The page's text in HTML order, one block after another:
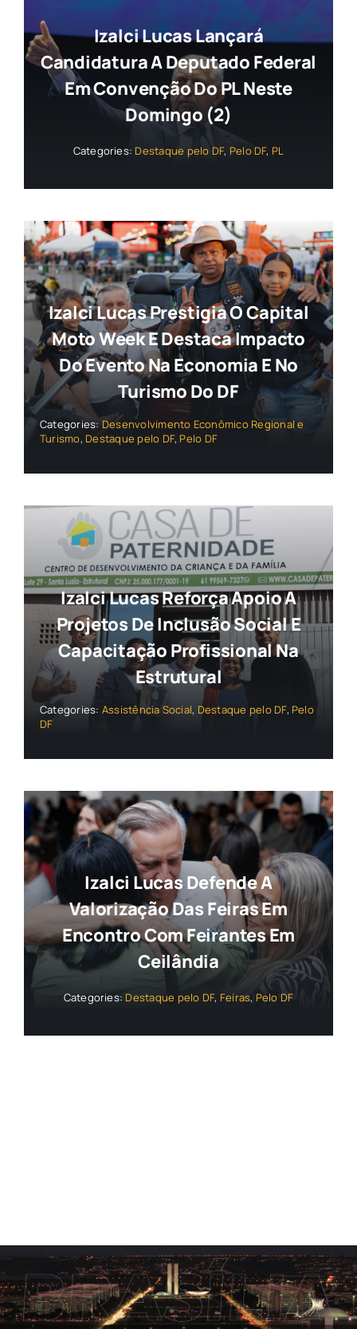
Izalci Lucas Lançará
Candidatura A Deputado Federal
Em Convenção Do PL Neste
Domingo (2)
Categories: Destaque pelo DF, Pelo DF, PL
Izalci Lucas Prestigia O Capital
Moto Week E Destaca Impacto
Do Evento Na Economia E No
Turismo Do DF
Categories: Desenvolvimento Econômico Regional e
Turismo, Destaque pelo DF, Pelo DF
Izalci Lucas Reforça Apoio A
Projetos De Inclusão Social E
Capacitação Profissional Na
Estrutural
Categories: Assistência Social, Destaque pelo DF, Pelo
DF
Izalci Lucas Defende A
Valorização Das Feiras Em
Encontro Com Feirantes Em
Ceilândia
Categories: Destaque pelo DF, Feiras, Pelo DF